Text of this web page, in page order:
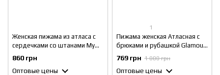
Женская пижама из атласа с
сердечками со штанами My
Love, Атласный женский
комплект, M
860 грн
Оптовые цены
1
Пижама женская Атласная с
брюками и рубашкой Glamour
Бело Розовая M
769 грн 1 000 грн
Оптовые цены